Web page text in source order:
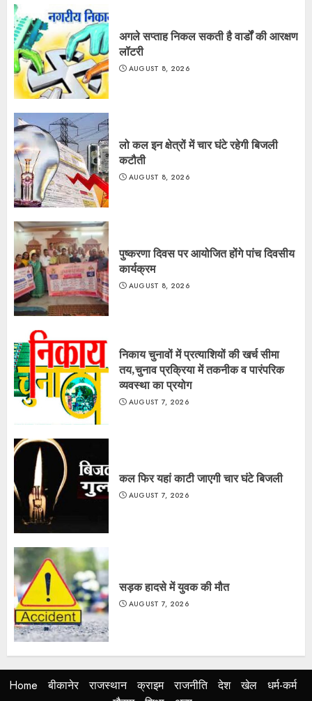
अगले सप्ताह निकल सकती है वार्डों की आरक्षण
लॉटरी
AUGUST 8, 2026
लो कल इन क्षेत्रों में चार घंटे रहेगी बिजली
कटौती
AUGUST 8, 2026
पुष्करणा दिवस पर आयोजित होंगे पांच दिवसीय
कार्यक्रम
AUGUST 8, 2026
निकाय चुनावों में प्रत्याशियों की खर्च सीमा
तय,चुनाव प्रक्रिया में तकनीक व पारंपरिक
व्यवस्था का प्रयोग
AUGUST 7, 2026
कल फिर यहां काटी जाएगी चार घंटे बिजली
AUGUST 7, 2026
सड़क हादसे में युवक की मौत
AUGUST 7, 2026
Home बीकानेर राजस्थान क्राइम राजनीति देश खेल
धर्म-कर्म